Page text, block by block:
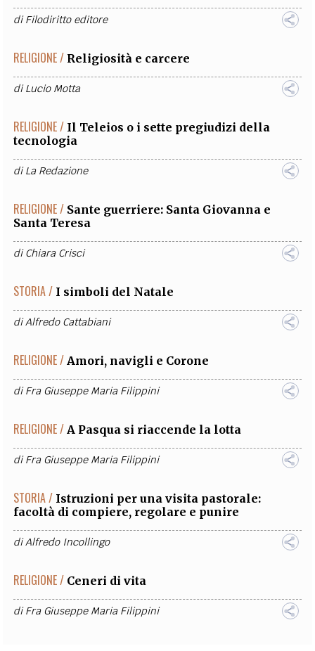
diFilodiritto editore
RELIGIONE / Religiosità e carcere
diLucio Motta
RELIGIONE / Il Teleios o i sette pregiudizi della
tecnologia
diLa Redazione
RELIGIONE / Sante guerriere: Santa Giovanna e
Santa Teresa
diChiara Crisci
STORIA / I simboli del Natale
diAlfredo Cattabiani
RELIGIONE / Amori, navigli e Corone
diFra Giuseppe Maria Filippini
RELIGIONE / A Pasqua si riaccende la lotta
diFra Giuseppe Maria Filippini
STORIA / Istruzioni per una visita pastorale:
facoltà di compiere, regolare e punire
diAlfredo Incollingo
RELIGIONE / Ceneri di vita
diFra Giuseppe Maria Filippini